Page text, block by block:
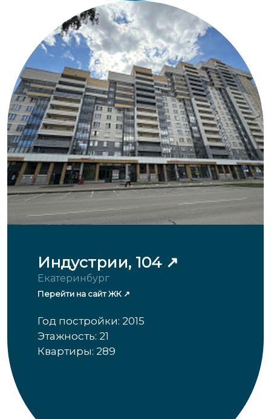
Индустрии, 104
Екатеринбург
Перейти на сайт ЖК
Год постройки: 2015
Этажность: 21
Квартиры: 289